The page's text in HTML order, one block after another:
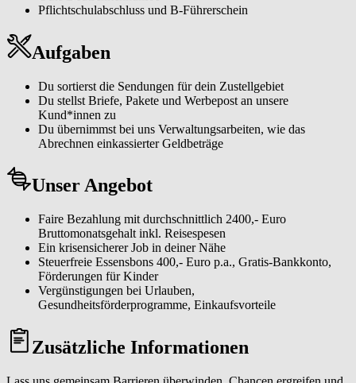
Pflichtschulabschluss und B-Führerschein
Aufgaben
Du sortierst die Sendungen für dein Zustellgebiet
Du stellst Briefe, Pakete und Werbepost an unsere
Kund*innen zu
Du übernimmst bei uns Verwaltungsarbeiten, wie das
Abrechnen einkassierter Geldbeträge
Unser Angebot
Faire Bezahlung mit durchschnittlich 2400,- Euro
Bruttomonatsgehalt inkl. Reisespesen
Ein krisensicherer Job in deiner Nähe
Steuerfreie Essensbons 400,- Euro p.a., Gratis-Bankkonto,
Förderungen für Kinder
Vergünstigungen bei Urlauben,
Gesundheitsförderprogramme, Einkaufsvorteile
Zusätzliche Informationen